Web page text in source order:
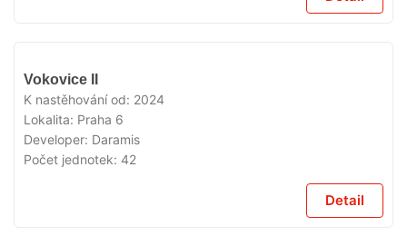
Vokovice II
K nastěhování od: 2024
Lokalita: Praha 6
Developer: Daramis
Počet jednotek: 42
Detail